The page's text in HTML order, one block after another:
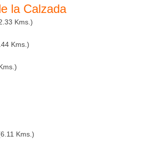
la Calzada
Kms.)
Kms.)
Kms.)